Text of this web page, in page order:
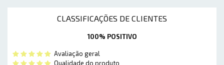
CLASSIFICAÇÕES DE CLIENTES
100% POSITIVO
Avaliação geral
Qualidade do produto